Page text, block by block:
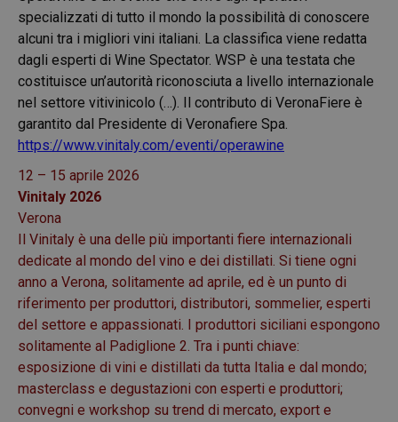
specializzati di tutto il mondo la possibilità di conoscere
alcuni tra i migliori vini italiani. La classifica viene redatta
dagli esperti di Wine Spectator. WSP è una testata che
costituisce un’autorità riconosciuta a livello internazionale
nel settore vitivinicolo (…). Il contributo di VeronaFiere è
garantito dal Presidente di Veronafiere Spa.
https://www.vinitaly.com/eventi/operawine
12 – 15 aprile 2026
Vinitaly 2026
Verona
Il Vinitaly è una delle più importanti fiere internazionali
dedicate al mondo del vino e dei distillati. Si tiene ogni
anno a Verona, solitamente ad aprile, ed è un punto di
riferimento per produttori, distributori, sommelier, esperti
del settore e appassionati. I produttori siciliani espongono
solitamente al Padiglione 2. Tra i punti chiave:
esposizione di vini e distillati da tutta Italia e dal mondo;
masterclass e degustazioni con esperti e produttori;
convegni e workshop su trend di mercato, export e